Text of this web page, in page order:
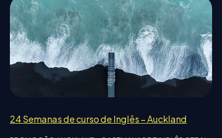
24 Semanas de curso de Inglês – Auckland